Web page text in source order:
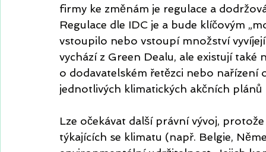
firmy ke změnám je regulace a
Regulace dle IDC je a bude klíčovým
vstoupilo nebo vstoupí množství
vychází z Green Dealu, ale existují
o dodavatelském řetězci nebo
jednotlivých klimatických akčních
Lze očekávat další právní vývoj,
týkajících se klimatu (např. Belgie,